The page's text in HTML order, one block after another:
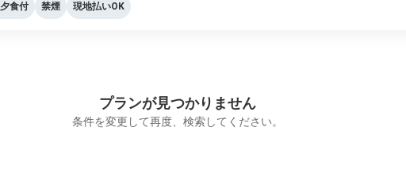
食付 禁煙 現地払いOK
プランが見つかりません
条件を変更して再度、検索してください。